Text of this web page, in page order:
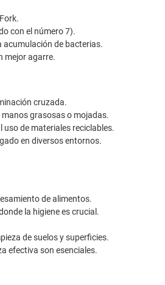
con el número 7).
acumulación de bacterias.
mejor agarre.
cruzada.
grasosas o mojadas.
uso de materiales reciclables.
en diversos entornos.
de alimentos.
la higiene es crucial.
de suelos y superficies.
efectiva son esenciales.